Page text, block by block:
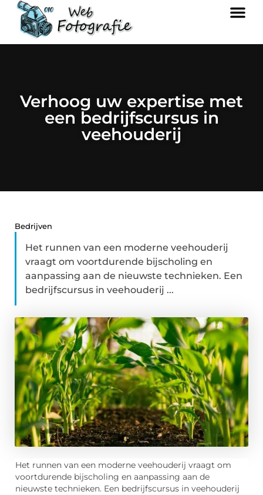
Verhoog uw expertise met
een bedrijfscursus in
veehouderij
Bedrijven
Het runnen van een moderne veehouderij
vraagt om voortdurende bijscholing en
aanpassing aan de nieuwste technieken. Een
bedrijfscursus in veehouderij ...
Het runnen van een moderne veehouderij vraagt om
voortdurende bijscholing en aanpassing aan de
nieuwste technieken. Een bedrijfscursus in veehouderij